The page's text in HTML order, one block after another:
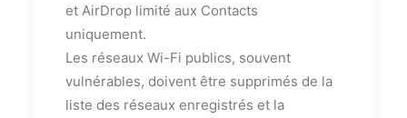
et AirDrop limité aux Contacts
uniquement.
Les réseaux Wi-Fi publics, souvent
vulnérables, doivent être supprimés de la
liste des réseaux enregistrés et la